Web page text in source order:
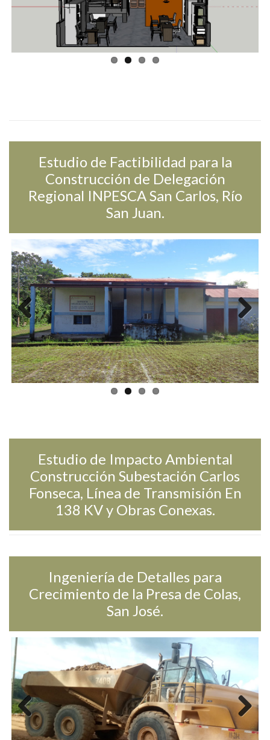
Estudio de Factibilidad para la
Construcción de Delegación
Regional INPESCA San Carlos, Río
San Juan.
Previ
ous
Next
Estudio de Impacto Ambiental
Construcción Subestación Carlos
Fonseca, Línea de Transmisión En
138 KV y Obras Conexas.
Ingeniería de Detalles para
Crecimiento de la Presa de Colas,
San José.
Previ
Next